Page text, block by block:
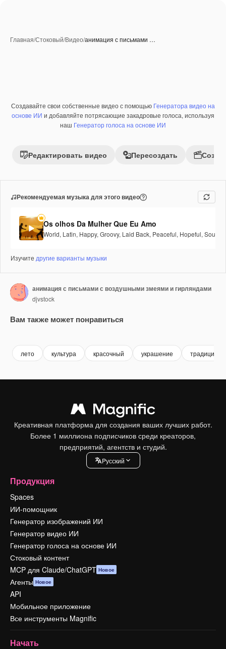
Главная/Стоковый/Видео/анимация с письмами …
Премиум
Создавайте свои собственные видео с помощью Генератора видео на
основе ИИ и добавляйте потрясающие закадровые голоса, используя
наш Генератор голоса на основе ИИ
Редактировать видео Пересоздать
Рекомендуемая музыка для этого видео
Os olhos Da Mulher Que Eu Amo
World, Latin, Happy, Groovy, Laid Back, Peaceful, Hopeful, Soulful
Изучите другие варианты музыки
анимация с письмами с воздушными змеями и гирляндами
djvstock
Вам также может понравиться
лето культура красочный украшение традиция
Креативная платформа для создания ваших лучших работ.
Более 1 миллиона подписчиков среди креаторов,
предприятий, агентств и студий.
Pусский
Продукция
Spaces
ИИ-помощник
Генератор изображений ИИ
Генератор видео ИИ
Генератор голоса на основе ИИ
Стоковый контент
MCP для Claude/ChatGPT Новое
Агенты Новое
API
Мобильное приложение
Все инструменты Magnific
Начать